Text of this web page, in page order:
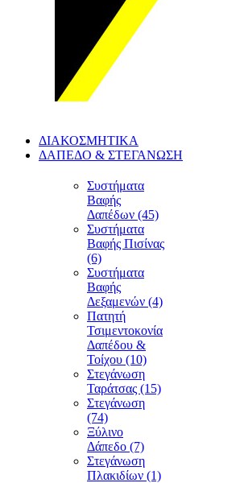
ΔΙΑΚΟΣΜΗΤΙΚΑ
ΔΑΠΕΔΟ & ΣΤΕΓΑΝΩΣΗ
Συστήματα
Βαφής
Δαπέδων (45)
Συστήματα
Βαφής Πισίνας
(6)
Συστήματα
Βαφής
Δεξαμενών (4)
Πατητή
Τσιμεντοκονία
Δαπέδου &
Τοίχου (10)
Στεγάνωση
Ταράτσας (15)
Στεγάνωση
(74)
Ξύλινο
Δάπεδο (7)
Στεγάνωση
Πλακιδίων (1)